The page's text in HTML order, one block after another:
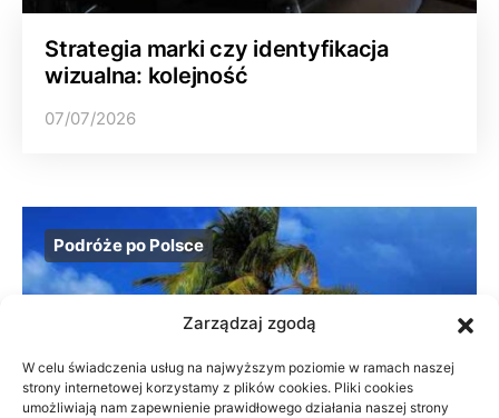
Zarządzaj zgodą
W celu świadczenia usług na najwyższym poziomie w ramach naszej
strony internetowej korzystamy z plików cookies. Pliki cookies
umożliwiają nam zapewnienie prawidłowego działania naszej strony
Strategia marki czy identyfikacja
wizualna: kolejność
07/07/2026
Podróże po Polsce